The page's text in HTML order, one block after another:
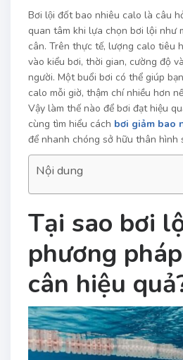
Bơi lội đốt bao nhiêu calo là câu
quan tâm khi lựa chọn bơi lội như
cân. Trên thực tế, lượng calo tiêu
vào kiểu bơi, thời gian, cường độ
người. Một buổi bơi có thể giúp
calo mỗi giờ, thậm chí nhiều hơn
Vậy làm thế nào để bơi đạt hiệu
cùng tìm hiểu cách bơi giảm bao
để nhanh chóng sở hữu thân hình
Nội dung
Tại sao bơi
phương
cân hiệu